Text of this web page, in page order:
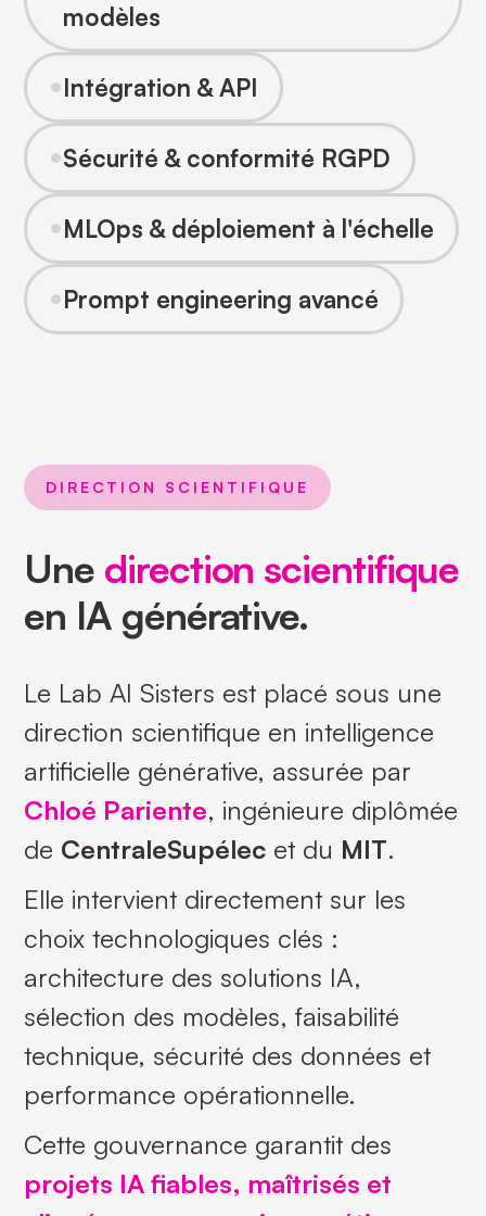
modèles
•Intégration & API
•Sécurité & conformité RGPD
•MLOps & déploiement à l'échelle
•Prompt engineering avancé
DIRECTION SCIENTIFIQUE
Une direction scientifique
en IA générative.
Le Lab AI Sisters est placé sous une
direction scientifique en intelligence
artificielle générative, assurée par
Chloé Pariente, ingénieure diplômée
de CentraleSupélec et du MIT.
Elle intervient directement sur les
choix technologiques clés :
architecture des solutions IA,
sélection des modèles, faisabilité
technique, sécurité des données et
performance opérationnelle.
Cette gouvernance garantit des
projets IA fiables, maîtrisés et